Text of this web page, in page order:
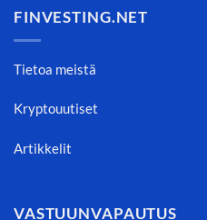
FINVESTING.NET
Tietoa meistä
Kryptouutiset
Artikkelit
VASTUUNVAPAUTUS